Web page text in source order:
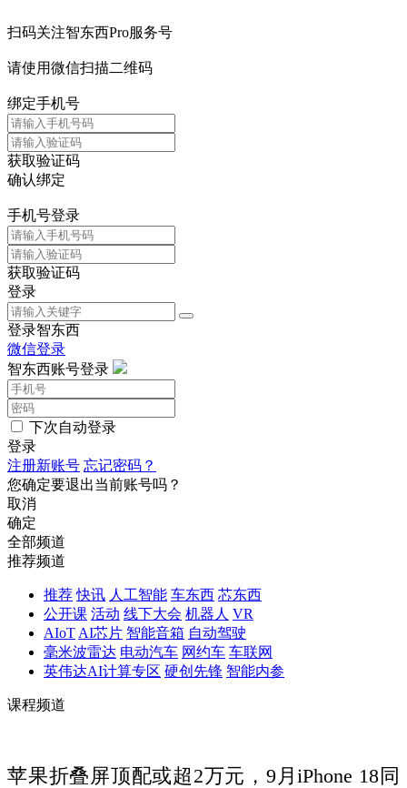
扫码关注智东西Pro服务号
请使用微信扫描二维码
绑定手机号
获取验证码
确认绑定
手机号登录
获取验证码
登录
登录智东西
微信登录
智东西账号登录
下次自动登录
登录
注册新账号 忘记密码？
您确定要退出当前账号吗？
取消
确定
全部频道
推荐频道
推荐 快讯 人工智能 车东西 芯东西
公开课 活动 线下大会 机器人 VR
AIoT AI芯片 智能音箱 自动驾驶
毫米波雷达 电动汽车 网约车 车联网
英伟达AI计算专区 硬创先锋 智能内参
课程频道
苹果折叠屏顶配或超2万元，9月iPhone 18同